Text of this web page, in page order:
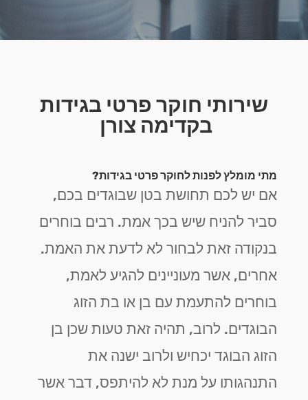
שירותי חוקר פרטי בגידות
בקדימה צורן
מתי מומלץ לפנות לחוקר פרטי בגידות?
אם יש לכם תחושת בטן שבוגדים בכם,
סביר להניח שיש בכך אמת. רבים בוחרים
בנקודה זאת לבחור לא לדעת את האמת.
אחרים, אשר מעוניינים להגיע לאמת,
בוחרים להתעמת עם בן או בת הזוג
הבוגדים. לרוב, תהיה זאת טעות שכן בן
הזוג הבוגד יכחיש ולרוב ישנה את
התנהגותו על מנת לא להיתפס, דבר אשר